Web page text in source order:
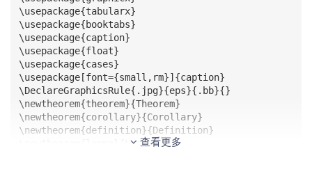
\usepackage{tabularx}
\usepackage{booktabs}
\usepackage{caption}
\usepackage{float}
\usepackage{cases}
\usepackage[font={small,rm}]{caption}
\DeclareGraphicsRule{.jpg}{eps}{.bb}{}
\newtheorem{theorem}{Theorem}
\newtheorem{corollary}{Corollary}
\newtheorem{definition}{Definition}
\newtheorem{lemma}{Lemma} 查看更多